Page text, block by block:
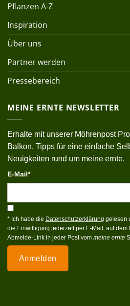
Pflanzen A-Z
Inspiration
Über uns
Partner werden
Pressebereich
MEINE ERNTE NEWSLETTER
Erhalte mit unserer Möhrenpost
Balkon, Tipps für eine einfache
Neuigkeiten rund um meine ernte.
E-Mail*
* Ich habe die Datenschutzerklärung gelesen
die Einwilligung jederzeit per E-Mail, auf dem
Abmelde-Link in jeder Post vom meine ernte
Anmelden